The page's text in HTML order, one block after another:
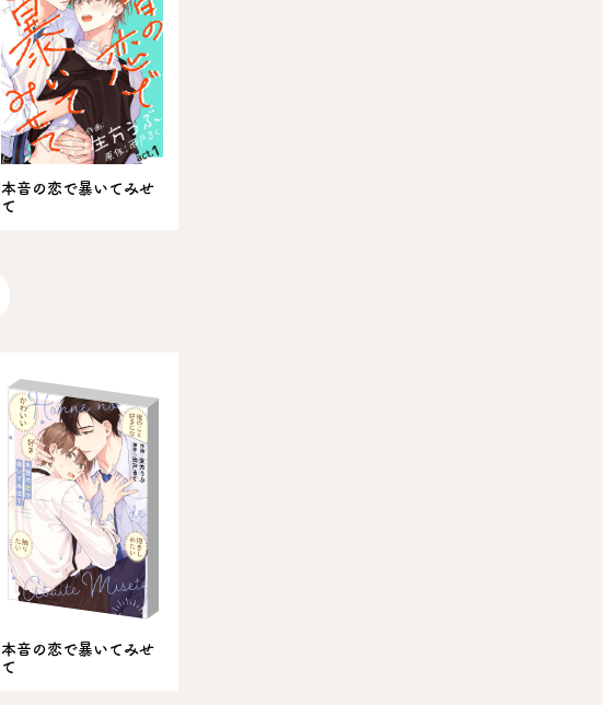
本音の恋で暴いてみせ
て
本音の恋で暴いてみせ
て